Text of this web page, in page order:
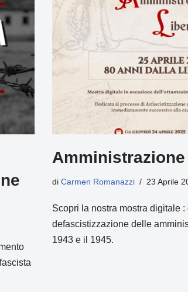
di Carmen Romanazzi 23 Aprile
Scopri la nostra mostra digitale
defascistizzazione delle
1943 e il 1945.